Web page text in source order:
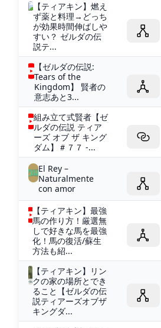
【ティアキン】燃え
ず薬と料理→どっち
が効果時間伸ばしや
すい？ ゼルダの伝
説テ...
【ゼルダの伝説:
Tears of the
Kingdom】 賢者の
意志あと3...
組み立て式賢者【ゼ
ルダの伝説 ティア
ーズ オブ ザ キング
ダム】＃７７ -...
El Rey –
Naturalmente
con amor
【ティアキン】最強
馬の作り方！厳選無
しで好きな馬を最強
化！馬の復活/蘇生
方法も紹...
【ティアキン】リン
クの家の場所とでき
ること【ゼルダの伝
説ティアーズオブザ
キングダ...